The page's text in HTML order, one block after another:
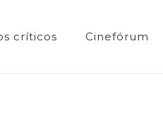
críticos Cinefórum